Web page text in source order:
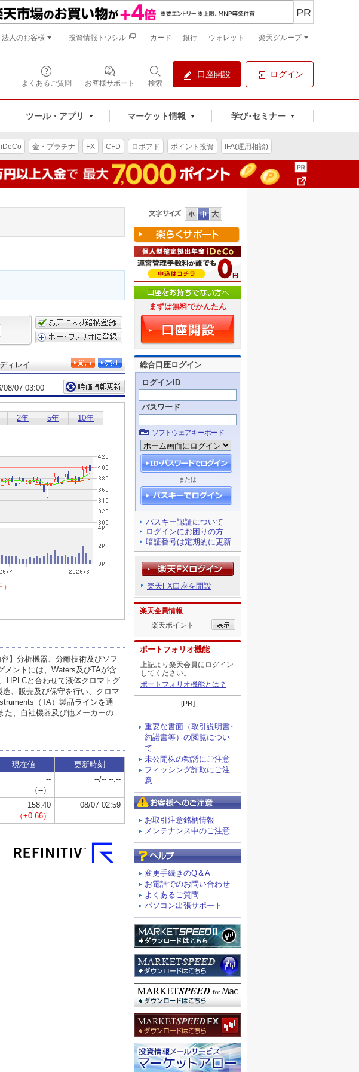
よくあるご質問 お客様サポート 検索
口座開設 ログイン
ツール・アプリ マーケット情報 学び･セミナー
PR
法人のお客様 投資情報トウシル カード 銀行 ウォレット 楽天グループ
iDeCo 金・プラチナ FX CFD ロボアド ポイント投資 IFA(運用相談)
まずは無料でかんたん
総合口座ログイン
ログインID
パスワード
ソフトウェアキーボード
または
パスキー認証について
ログインにお困りの方
暗証番号は定期的に更新
楽天FX口座を開設
楽天会員情報
楽天ポイント
ポートフォリオ機能
上記より楽天会員にログイン
してください。
ポートフォリオ機能とは？
[PR]
重要な書面（取引説明書･
約諾書等）の閲覧につい
て
未公開株の勧誘にご注意
フィッシング詐欺にご注
意
お取引注意銘柄情報
メンテナンス中のご注意
変更手続きのQ＆A
お電話でのお問い合わせ
よくあるご質問
パソコン出張サポート